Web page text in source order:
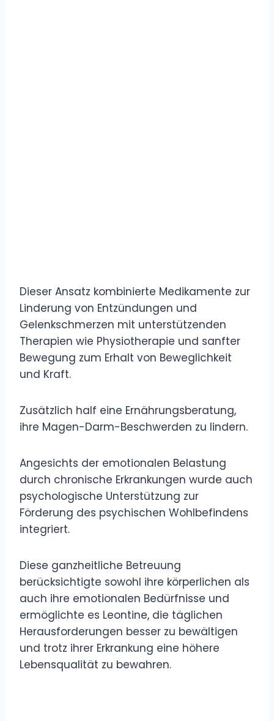
Dieser Ansatz kombinierte Medikamente zur
Linderung von Entzündungen und
Gelenkschmerzen mit unterstützenden
Therapien wie Physiotherapie und sanfter
Bewegung zum Erhalt von Beweglichkeit
und Kraft.
Zusätzlich half eine Ernährungsberatung,
ihre Magen-Darm-Beschwerden zu lindern.
Angesichts der emotionalen Belastung
durch chronische Erkrankungen wurde auch
psychologische Unterstützung zur
Förderung des psychischen Wohlbefindens
integriert.
Diese ganzheitliche Betreuung
berücksichtigte sowohl ihre körperlichen als
auch ihre emotionalen Bedürfnisse und
ermöglichte es Leontine, die täglichen
Herausforderungen besser zu bewältigen
und trotz ihrer Erkrankung eine höhere
Lebensqualität zu bewahren.